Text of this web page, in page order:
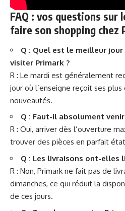
FAQ : vos questions sur
faire son shopping chez
Q : Quel est le meilleur
visiter Primark ?
R : Le mardi est généralement
jour où l’enseigne reçoit ses
nouveautés.
Q : Faut-il absolument
R : Oui, arriver dès l’ouverture
trouver des pièces en parfait
Q : Les livraisons ont-elles
R : Non, Primark ne fait pas de
dimanches, ce qui réduit la
de ces jours.